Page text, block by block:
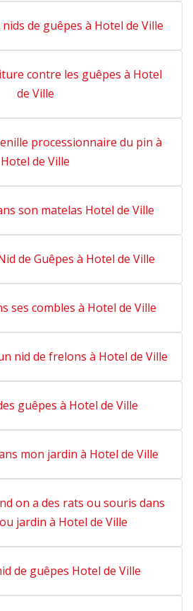
de guêpes à Hotel de Ville
contre les guêpes à Hotel
de Ville
processionnaire du pin à
Hotel de Ville
son matelas Hotel de Ville
de Guêpes à Hotel de Ville
ses combles à Hotel de Ville
nid de frelons à Hotel de Ville
guêpes à Hotel de Ville
mon jardin à Hotel de Ville
on a des rats ou souris dans
jardin à Hotel de Ville
de guêpes Hotel de Ville